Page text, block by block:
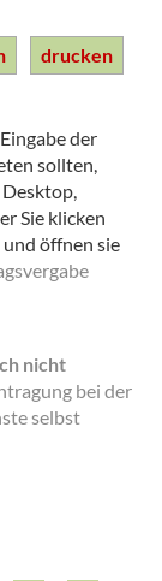
drucken
der
sollten,
Sie klicken
öffnen sie
nicht
bei der
selbst